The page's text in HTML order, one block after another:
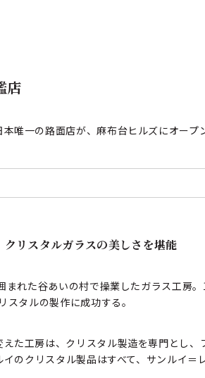
店
唯一の路面店が、麻布台ヒルズにオープ
リスタルガラスの美しさを堪能
れた谷あいの村で操業したガラス工房
タルの製作に成功する。
えた工房は、クリスタル製造を専門とし
のクリスタル製品はすべて、サンルイ＝